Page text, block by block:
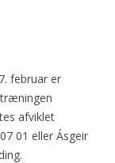
februar er
afviklet
01 eller Ásgeir